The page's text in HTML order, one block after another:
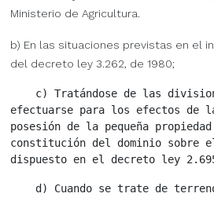
Ministerio de Agricultura.
b) En las situaciones previstas en el
del decreto ley 3.262, de 1980;
c) Tratándose de las
efectuarse para los efectos de
posesión de la pequeña
constitución del dominio sobre
d) Cuando se trate de